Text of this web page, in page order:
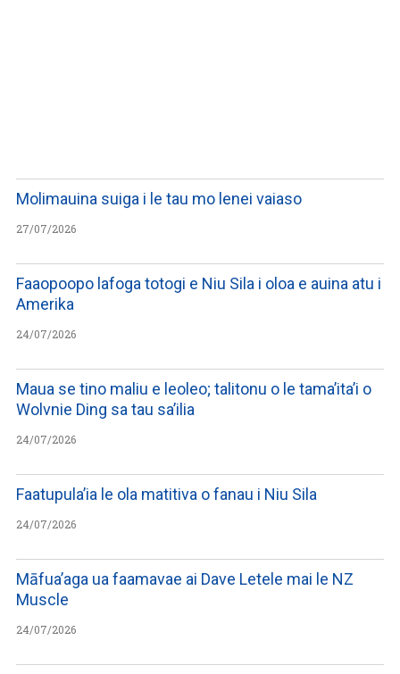
Molimauina suiga i le tau mo lenei vaiaso
27/07/2026
Faaopoopo lafoga totogi e Niu Sila i oloa e auina atu i
Amerika
24/07/2026
Maua se tino maliu e leoleo; talitonu o le tama’ita’i o
Wolvnie Ding sa tau sa’ilia
24/07/2026
Faatupula’ia le ola matitiva o fanau i Niu Sila
24/07/2026
Māfua’aga ua faamavae ai Dave Letele mai le NZ
Muscle
24/07/2026